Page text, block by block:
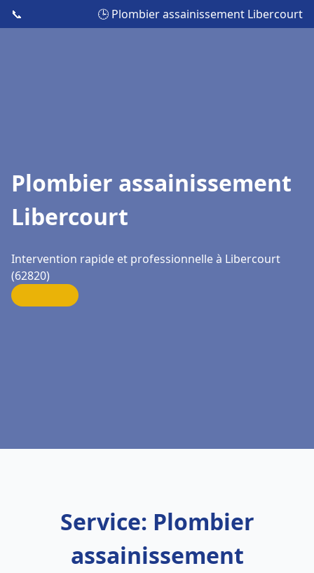
📞 🕒 Plombier assainissement Libercourt
Plombier assainissement
Libercourt
Intervention rapide et professionnelle à Libercourt
(62820)
Service: Plombier
assainissement